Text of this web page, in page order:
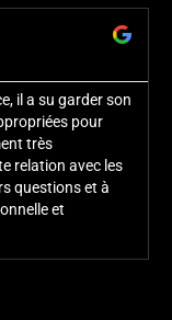
il a su garder son
pour
très
relation avec les
questions et à
et